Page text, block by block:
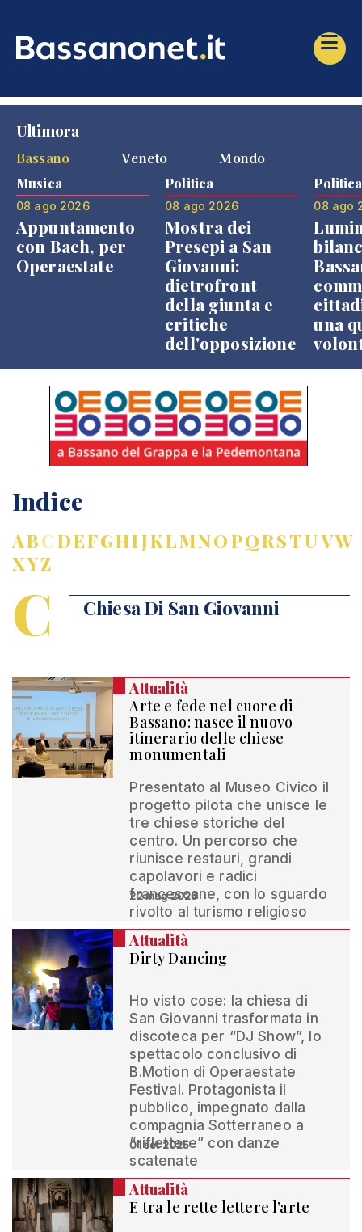
Ultimora
Bassano
Veneto Mondo
Musica
08 ago 2026
Appuntamento
con Bach, per
Operaestate
Politica
08 ago 2026
Mostra dei
Presepi a San
Giovanni:
dietrofront
della giunta e
critiche
dell'opposizione
Politica
08 ago
una
Indice
ABCDEFGHIJKLMNOPQRSTUVW
XYZ
C Chiesa Di San Giovanni
Attualità
Arte e fede nel cuore di
Bassano: nasce il nuovo
itinerario delle chiese
monumentali
Presentato al Museo Civico il
progetto pilota che unisce le
tre chiese storiche del
centro. Un percorso che
riunisce restauri, grandi
capolavori e radici
francescane, con lo sguardo
rivolto al turismo religioso
22 mag 2026
Attualità
Dirty Dancing
Ho visto cose: la chiesa di
San Giovanni trasformata in
discoteca per “DJ Show”, lo
spettacolo conclusivo di
B.Motion di Operaestate
Festival. Protagonista il
pubblico, impegnato dalla
compagnia Sotterraneo a
“riflettere” con danze
scatenate
01 set 2025
Attualità
E tra le rette lettere l’arte